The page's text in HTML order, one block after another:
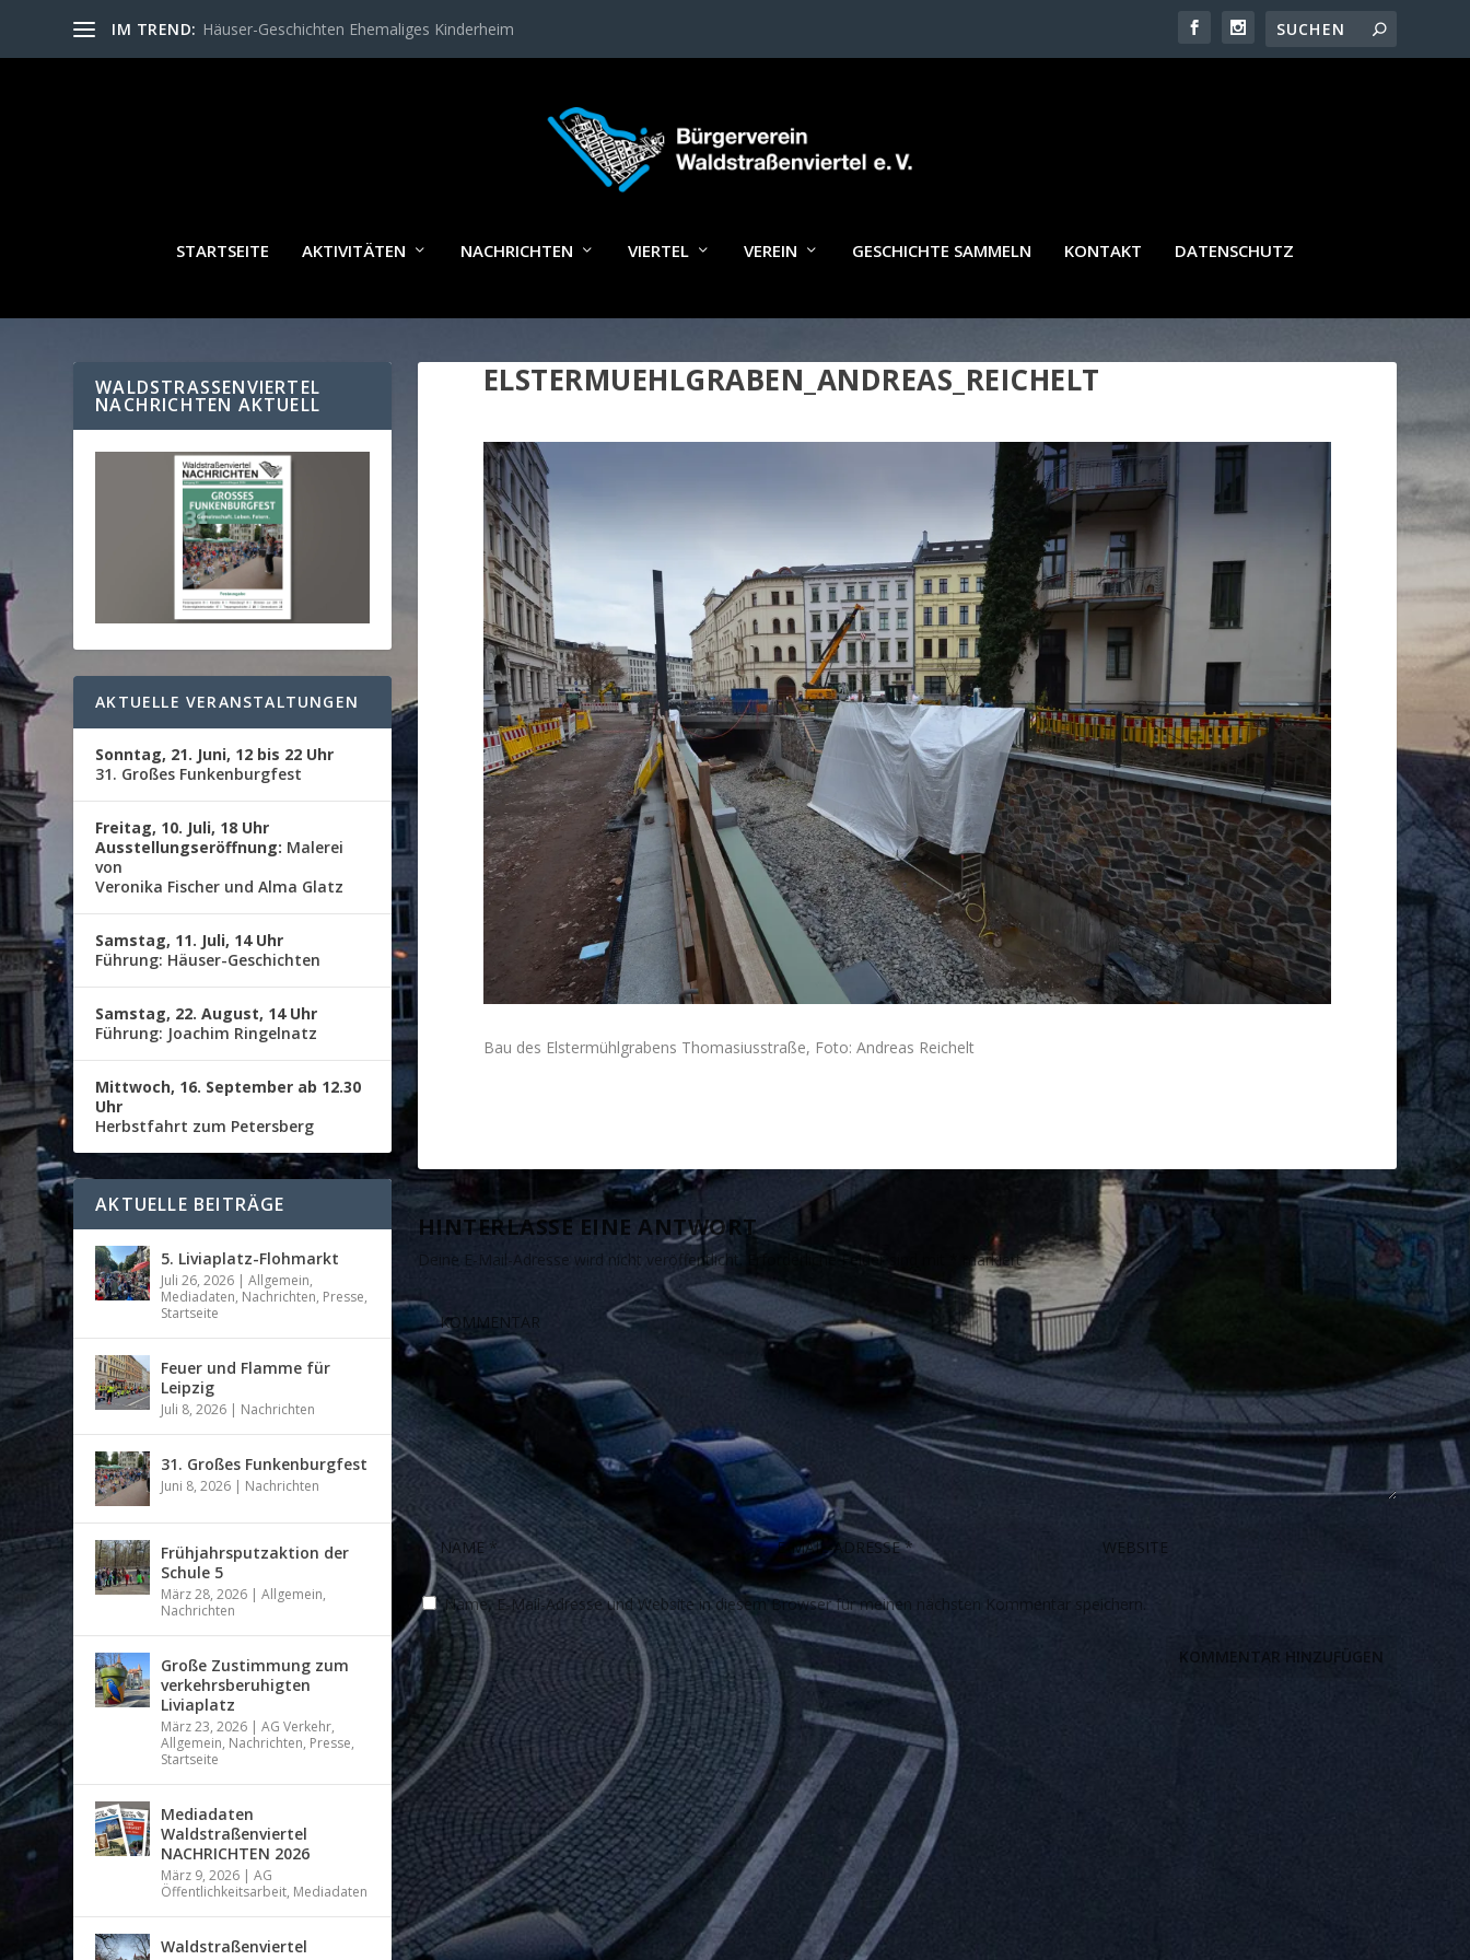
IM TREND: Häuser-Geschichten Ehemaliges Kinderheim
STARTSEITE AKTIVITÄTEN NACHRICHTEN VIERTEL VEREIN GESCHICHTE SAMMELN KONTAKT DATENSCHUTZ
ELSTERMUEHLGRABEN_ANDREAS_REICHELT
Bau des Elstermühlgrabens Thomasiusstraße, Foto: Andreas Reichelt
HINTERLASSE EINE ANTWORT
Deine E-Mail-Adresse wird nicht veröffentlicht. Erforderliche Felder sind mit markiert
Name, E-Mail-Adresse und Website in diesem Browser für meinen nächsten Kommentar speichern.
WALDSTRASSENVIERTEL N
ACHRICHTEN AKTUELL
AKTUELLE VERANSTALTUNGEN
Sonntag, 21. Juni, 12 bis 22 Uhr
31. Großes Funkenburgfest
Freitag, 10. Juli, 18 Uhr
Ausstellungseröffnung: Malerei
von
Veronika Fischer und Alma Glatz
Samstag, 11. Juli, 14 Uhr
Führung: Häuser-Geschichten
Samstag, 22. August, 14 Uhr
Führung: Joachim Ringelnatz
Mittwoch, 16. September ab 12.30
Uhr
Herbstfahrt zum Petersberg
AKTUELLE BEITRÄGE
5. Liviaplatz-Flohmarkt
Juli 26, 2026 |Allgemein,
Mediadaten, Nachrichten, Presse,
Startseite
Feuer und Flamme für
Leipzig
Juli 8, 2026 | Nachrichten
31. Großes Funkenburgfest
Juni 8, 2026 | Nachrichten
Frühjahrsputzaktion der
Schule 5
März 28, 2026 |Allgemein,
Nachrichten
Große Zustimmung zum
verkehrsberuhigten
Liviaplatz
März 23, 2026 |AG Verkehr,
Allgemein, Nachrichten, Presse,
Startseite
Mediadaten
Waldstraßenviertel
NACHRICHTEN 2026
März 9, 2026 |AG
Öffentlichkeitsarbeit, Mediadaten
Waldstraßenviertel